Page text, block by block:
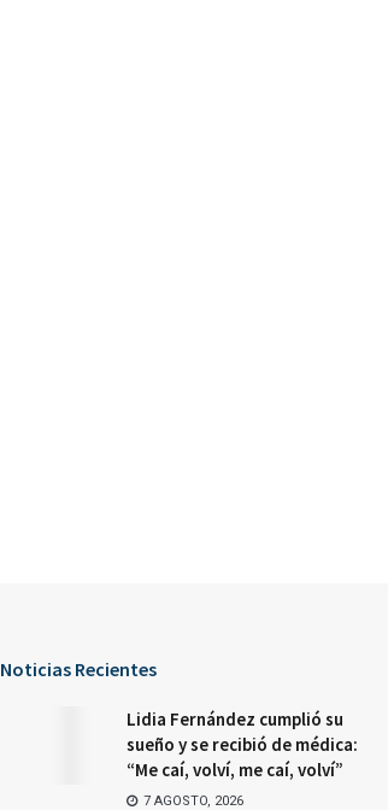
Noticias Recientes
Lidia Fernández cumplió su
sueño y se recibió de médica:
“Me caí, volví, me caí, volví”
7 AGOSTO, 2026